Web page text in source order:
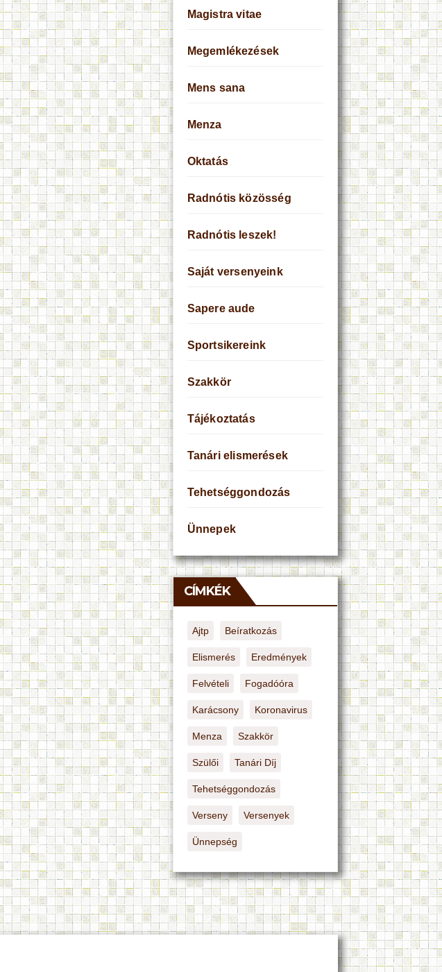
Magistra vitae
Megemlékezések
Mens sana
Menza
Oktatás
Radnótis közösség
Radnótis leszek!
Saját versenyeink
Sapere aude
Sportsikereink
Szakkör
Tájékoztatás
Tanári elismerések
Tehetséggondozás
Ünnepek
CÍMKÉK
Ajtp Beíratkozás
Elismerés Eredmények
Felvételi Fogadóóra
Karácsony Koronavirus
Menza Szakkör
Szülői Tanári Díj
Tehetséggondozás
Verseny Versenyek
Ünnepség